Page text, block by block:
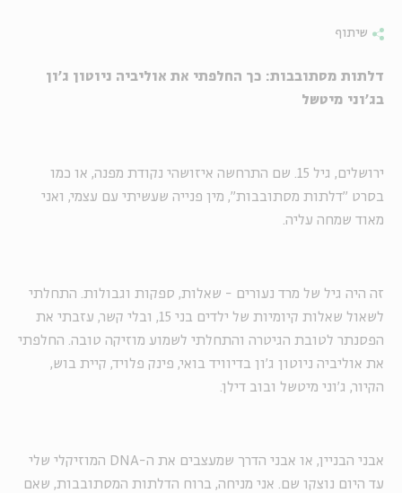
שיתוף
דלתות מסתובבות: כך החלפתי את אוליביה ניוטון ג'ון
בג'וני מיטשל
ירושלים, גיל 15. שם התרחשה איזושהי נקודת מפנה, או כמו
בסרט "דלתות מסתובבות", מין פנייה שעשיתי עם עצמי, ואני
מאוד שמחה עליה.
זה היה גיל של מרד נעורים - שאלות, ספקות וגבולות. התחלתי
לשאול שאלות קיומיות של ילדים בני 15, ובלי קשר, עזבתי את
הפסנתר לטובת הגיטרה והתחלתי לשמוע מוזיקה טובה. החלפתי
את אוליביה ניוטון ג'ון בדיוויד בואי, פינק פלויד, קיית בוש,
הקיור, ג'וני מיטשל ובוב דילן.
אבני הבניין, או אבני הדרך שמעצבים את ה-DNA המוזיקלי שלי
עד היום נוצקו שם. אני מניחה, ברוח הדלתות המסתובבות, שאם